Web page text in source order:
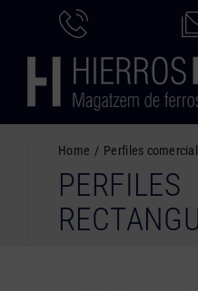
contenido
PRODUCTOS
SERVICIOS
Home Perfiles
PERFILES